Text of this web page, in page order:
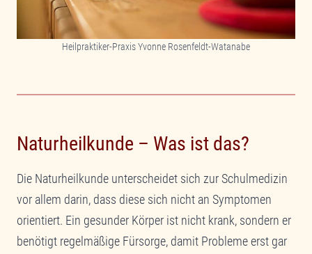
Heilpraktiker-Praxis Yvonne Rosenfeldt-Watanabe
Naturheilkunde – Was ist das?
Die Naturheilkunde unterscheidet sich zur Schulmedizin
vor allem darin, dass diese sich nicht an Symptomen
orientiert. Ein gesunder Körper ist nicht krank, sondern er
benötigt regelmäßige Fürsorge, damit Probleme erst gar